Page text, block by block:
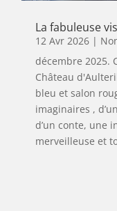
La fabuleuse
12 Avr 2026 |
décembre 2025.
Château
bleu et salon
imaginaires ,
d’un conte, une
merveilleuse et